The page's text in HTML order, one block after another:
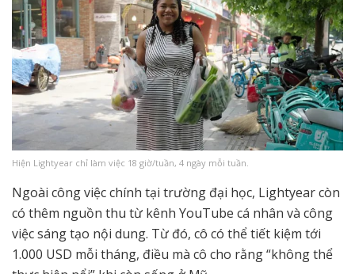
Hiện Lightyear chỉ làm việc 18 giờ/tuần, 4 ngày mỗi tuần.
Ngoài công việc chính tại trường đại học, Lightyear còn
có thêm nguồn thu từ kênh YouTube cá nhân và công
việc sáng tạo nội dung. Từ đó, cô có thể tiết kiệm tới
1.000 USD mỗi tháng, điều mà cô cho rằng “không thể